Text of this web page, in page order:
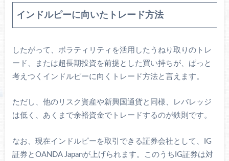
インドルピーに向いたトレード方法
したがって、ボラティリティを活用したうねり取りのトレ
ード、または超長期投資を前提とした買い持ちが、ぱっと
考えつくインドルピーに向くトレード方法と言えます。
ただし、他のリスク資産や新興国通貨と同様、レバレッジ
は低く、あくまで余裕資金でトレードするのが鉄則です。
なお、現在インドルピーを取引できる証券会社として、IG
証券とOANDA Japanが上げられます。このうちIG証券は対